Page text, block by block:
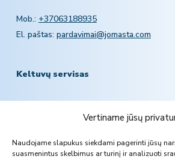
Vertiname jūsų
Naudojame slapukus siekdami pagerinti jūsų
suasmenintus skelbimus ar turinį ir analizuoti
Mob.: +37063188935
El. paštas: pardavimai@jomasta.com
Keltuvų servisas
servisas@jomasta.com